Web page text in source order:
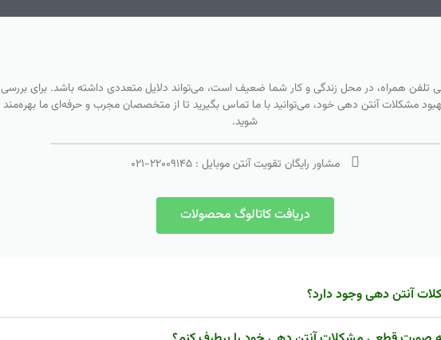
تلفن همراه، در محل زندگی و کار شما ضعیف است، می‌تواند دلایل متعددی داشته باشد. برای بررسی
مشکلات آنتن دهی خود، می‌توانید با ما تماس بگیرید تا از متخصصان مجرب و حرفه‌ای ما بهره‌مند
شوید.
مشاور رایگان تقویت آنتن موبایل :۲۲۰۰۹۱۴۵-۰۲۱
دریافت کاتالوگ محصولات
آنتن دهی وجود دارد؟